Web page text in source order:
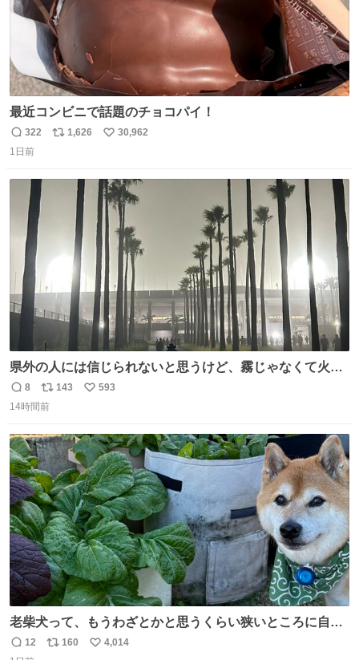
最近コンビニで話題のチョコパイ！
返
信
322
リ
1,626
い
数
30,962
1日前
県外の人には信じられないと思うけど、霧じゃなくて火山
灰です🌋 #桜島
返
信
8
リ
ポ
ト
数
143
い
数
593
14時間前
老柴犬って、もうわざとかと思うくらい狭いところに自ら
はまりにいくじゃないですか？ 今朝ガーデニングしてる飼
返
12
リ
160
い
4,014